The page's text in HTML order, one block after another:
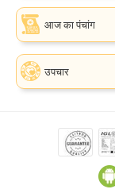
आज का पंचांग
उपचार